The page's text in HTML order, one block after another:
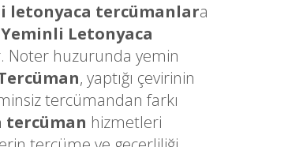
letonyaca tercümanlara
Yeminli Letonyaca
Noter huzurunda yemin
, yaptığı çevirinin
tercümandan farkı
tercüman hizmetleri